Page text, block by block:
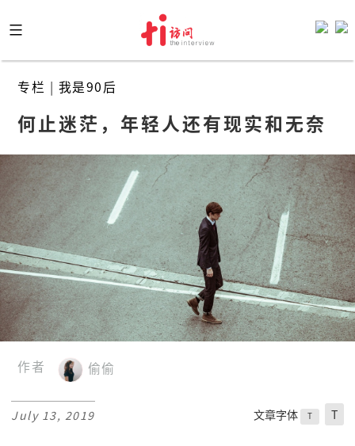
to
content
专栏 | 我是90后
何止迷茫，年轻人还有现实和无奈
作者 偷偷
July 13, 2019 文章字体 T T